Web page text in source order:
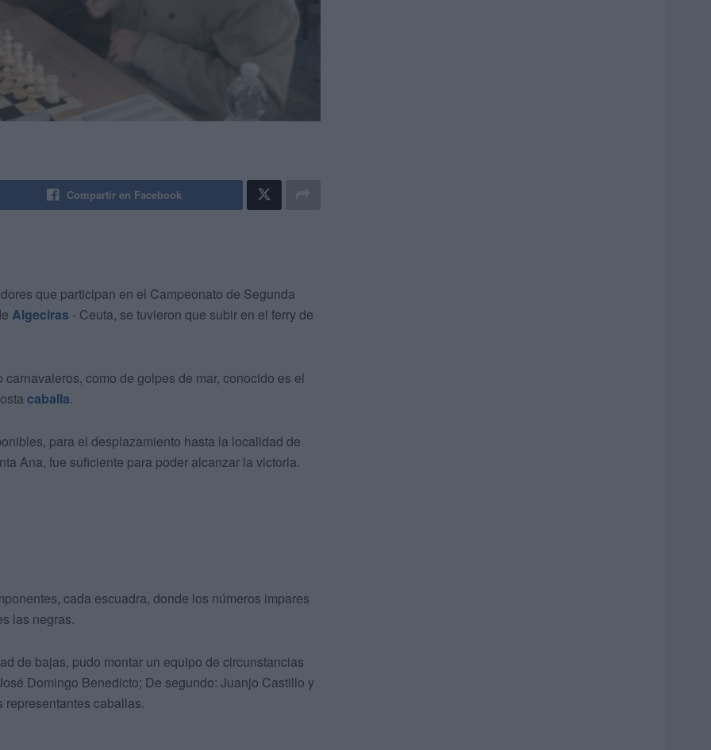
Compartir en Facebook
que participan en el Campeonato de Segunda
Algeciras - Ceuta, se tuvieron que subir en el ferry de
como de golpes de mar, conocido es el
caballa.
para el desplazamiento hasta la localidad de
Ana, fue suficiente para poder alcanzar la victoria.
cada escuadra, donde los números impares
las negras.
de bajas, pudo montar un equipo de circunstancias
Domingo Benedicto; De segundo: Juanjo Castillo y
caballas.